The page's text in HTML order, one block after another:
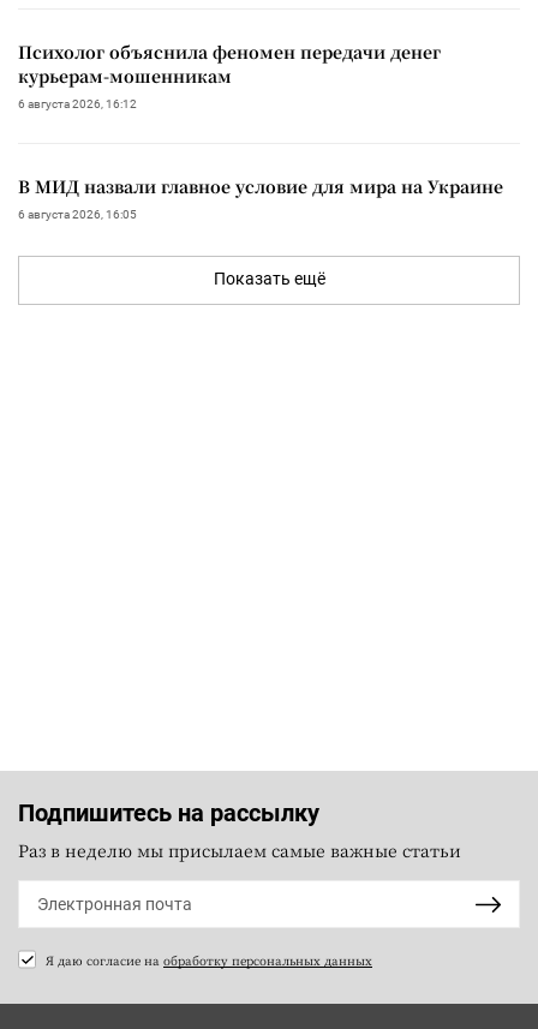
Психолог объяснила феномен передачи денег
курьерам-мошенникам
6 августа 2026, 16:12
В МИД назвали главное условие для мира на Украине
6 августа 2026, 16:05
Показать ещё
Подпишитесь на рассылку
Раз в неделю мы присылаем самые важные статьи
Я даю согласие на обработку персональных данных